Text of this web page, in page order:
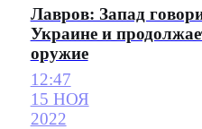
Лавров: Запад
Украине и
оружие
12:47
15 НОЯ
2022